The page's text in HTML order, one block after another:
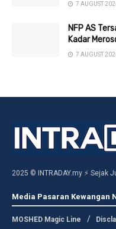
7 AUGUST
NFP AS
Kadar
7 AUGUST
2025 © INTRADAY.my ⚡ Sejak
Media Pasaran Kewangan
MOSHED Magic Line